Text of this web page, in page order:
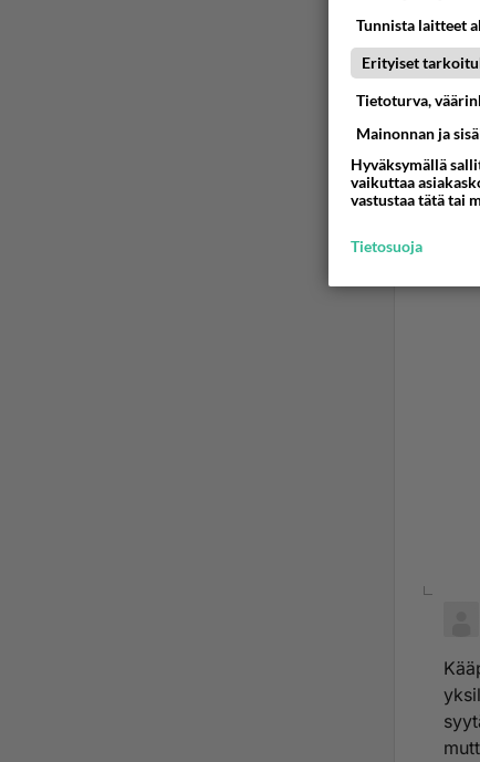
Tunnista laitteet
Erityiset
Tietoturva,
Mainonnan ja
Hyväksymällä
vaikuttaa
vastustaa tätä tai
Tietosuoja